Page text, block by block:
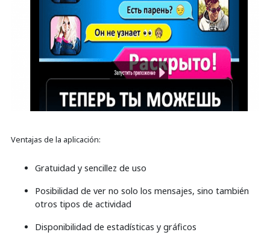
Ventajas de la aplicación:
Gratuidad y sencillez de uso
Posibilidad de ver no solo los mensajes, sino también
otros tipos de actividad
Disponibilidad de estadísticas y gráficos